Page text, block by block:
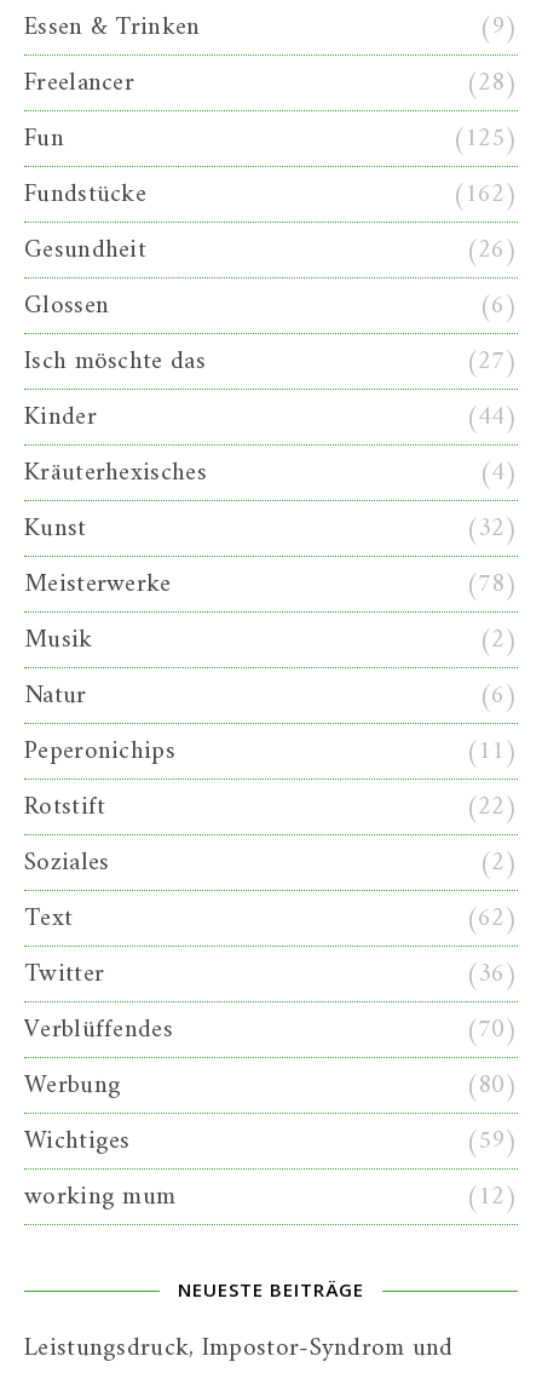
Essen & Trinken
(9)
Freelancer
(28)
Fun
(125)
Fundstücke
(162)
Gesundheit
(26)
Glossen
(6)
Isch möschte das
(27)
Kinder
(44)
Kräuterhexisches
(4)
Kunst
(32)
Meisterwerke
(78)
Musik
(2)
Natur
(6)
Peperonichips
(11)
Rotstift
(22)
Soziales
(2)
Text
(62)
Twitter
(36)
Verblüffendes
(70)
Werbung
(80)
Wichtiges
(59)
working mum
(12)
NEUESTE BEITRÄGE
Leistungsdruck, Impostor-Syndrom und